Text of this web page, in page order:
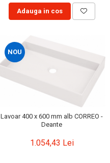
Adauga in cos
NOU
Lavoar 400 x 600 mm alb CORREO -
Deante
1.054,43 Lei